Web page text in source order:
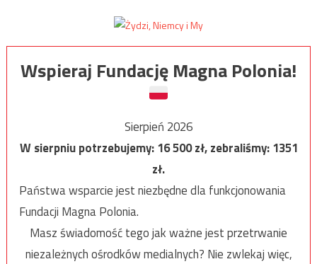
Wspieraj Fundację Magna Polonia!
Sierpień 2026
W sierpniu potrzebujemy:16 500zł, zebraliśmy:1351
zł.
Państwa wsparcie jest niezbędne dla funkcjonowania
Fundacji Magna Polonia.
Masz świadomość tego jak ważne jest przetrwanie
niezależnych ośrodków medialnych? Nie zwlekaj więc,